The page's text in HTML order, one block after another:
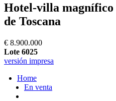
Hotel-villa magnífico
de Toscana
€ 8.900.000
Lote 6025
versión impresa
Home
En venta